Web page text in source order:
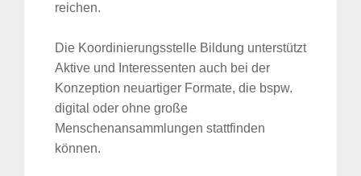
reichen.
Die Koordinierungsstelle Bildung unterstützt
Aktive und Interessenten auch bei der
Konzeption neuartiger Formate, die bspw.
digital oder ohne große
Menschenansammlungen stattfinden
können.